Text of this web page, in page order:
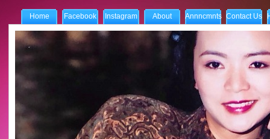
Home Facebook Instagram About Annncmnts Contact Us